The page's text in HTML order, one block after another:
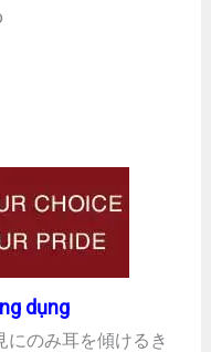
dụng
にのみ耳を傾けるき